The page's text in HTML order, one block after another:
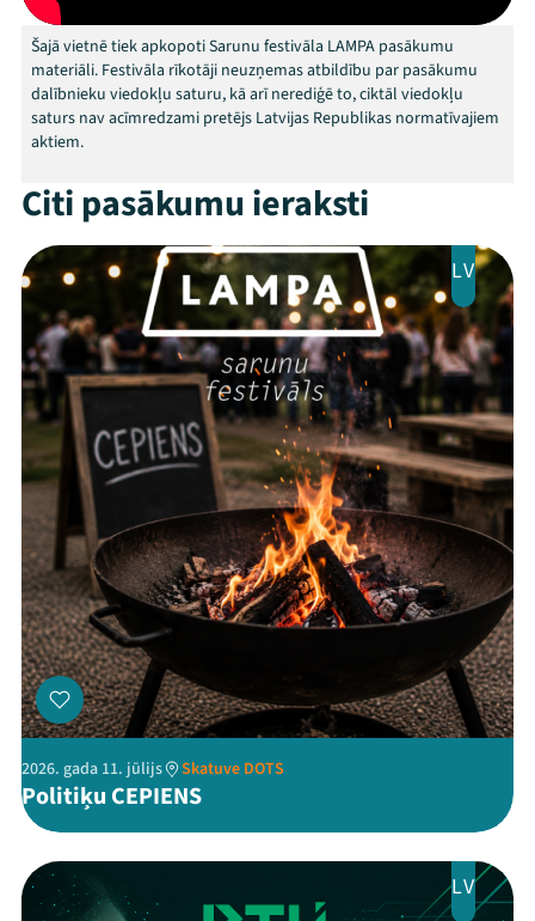
Mana programma
Festivāls
Arhīvs
Viņi bija LAMPĀ 2026
Jaunumi
Ziedo
Veikals
Kontakti
ThreadsFacebookYoutube
X Instagram
Flick TikTok
Šajā vietnē tiek apkopoti Sarunu festivāla LAMPA pasākumu
materiāli. Festivāla rīkotāji neuzņemas atbildību par pasākumu
dalībnieku viedokļu saturu, kā arī nerediģē to, ciktāl viedokļu
saturs nav acīmredzami pretējs Latvijas Republikas normatīvajiem
aktiem.
Citi pasākumu ieraksti
LV
2026. gada 11. jūlijs Skatuve DOTS
Politiķu CEPIENS
LV